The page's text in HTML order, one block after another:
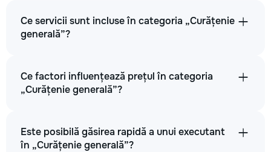
Ce servicii sunt incluse în categoria „Curățenie
generală”?
Ce factori influențează prețul în categoria
„Curățenie generală”?
Este posibilă găsirea rapidă a unui executant
în „Curățenie generală”?